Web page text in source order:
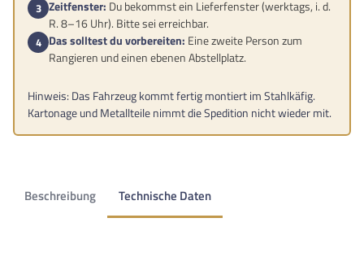
Zeitfenster: Du bekommst ein Lieferfenster (werktags, i. d.
R. 8–16 Uhr). Bitte sei erreichbar.
Das solltest du vorbereiten: Eine zweite Person zum
Rangieren und einen ebenen Abstellplatz.
Hinweis: Das Fahrzeug kommt fertig montiert im Stahlkäfig.
Kartonage und Metallteile nimmt die Spedition nicht wieder mit.
Beschreibung Technische Daten